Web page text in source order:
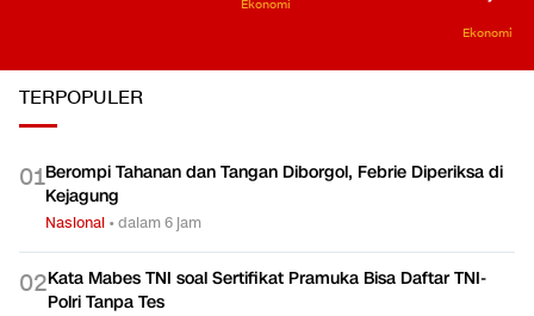
Ekonomi
Ekonomi
TERPOPULER
01Berompi Tahanan dan Tangan Diborgol, Febrie Diperiksa di
Kejagung
Nasional •dalam 6 jam
02Kata Mabes TNI soal Sertifikat Pramuka Bisa Daftar TNI-
Polri Tanpa Tes